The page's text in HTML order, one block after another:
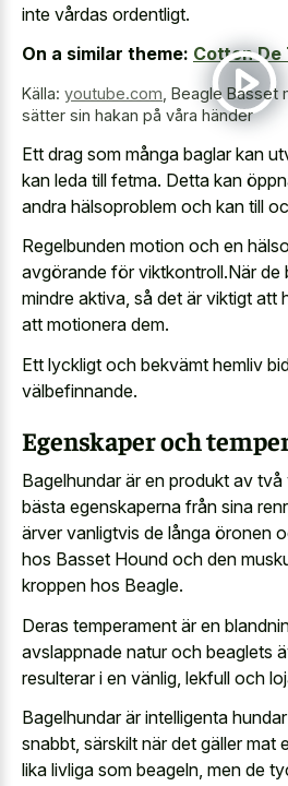
inte vårdas ordentligt.
On a similar theme: Cotton De
Källa: youtube.com Beagle Basset
sätter sin hakan på våra händer
Ett drag som många baglar kan
kan leda till fetma. Detta kan
andra hälsoproblem och kan till
Regelbunden motion och en
avgörande för viktkontroll.När de
mindre aktiva, så det är viktigt att
att motionera dem.
Ett lyckligt och bekvämt hemliv
välbefinnande.
Egenskaper och
Bagelhundar är en produkt av
bästa egenskaperna från sina
ärver vanligtvis de långa öronen
hos Basset Hound och den
kroppen hos Beagle.
Deras temperament är en
avslappnade natur och beaglets
resulterar i en vänlig, lekfull och
Bagelhundar är intelligenta
snabbt, särskilt när det gäller mat
lika livliga som beageln, men de